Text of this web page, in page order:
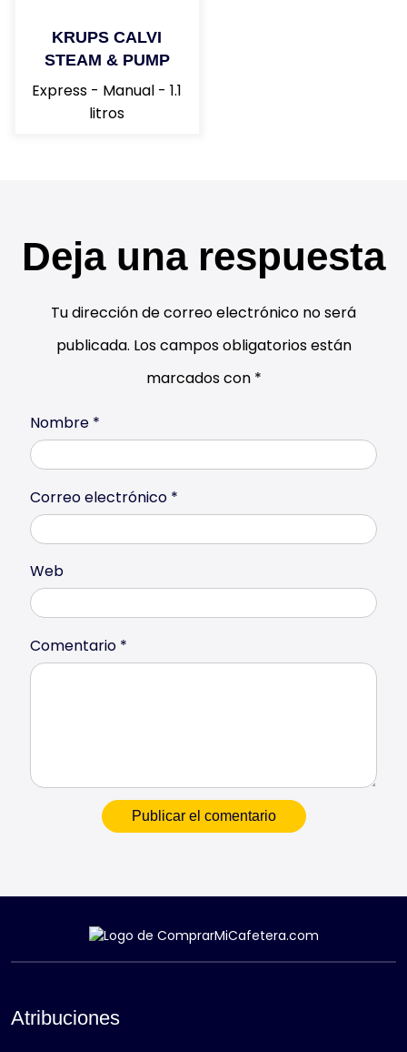
KRUPS CALVI
STEAM & PUMP
Express - Manual - 1.1
litros
Deja una respuesta
Tu dirección de correo electrónico no será
publicada. Los campos obligatorios están
marcados con *
Comentario *
Nombre *
Correo electrónico *
Web
Atribuciones